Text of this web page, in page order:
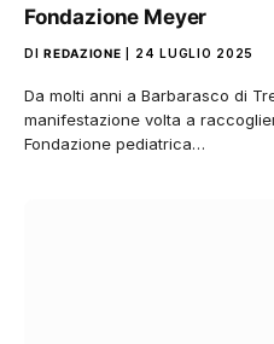
Fondazione Meyer
DI REDAZIONE 24 LUGLIO 2025
Da molti anni a Barbarasco di
manifestazione volta a
Fondazione pediatrica…